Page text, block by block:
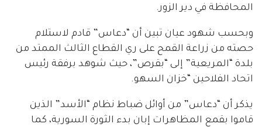
المحافظة في دير الزور.
وبحسب شهود عيان تبين أن “دعاس” قادم لاستلام
حصته من زراعة القمح على ري القطاع الثالث الممتد من
بلدة “المريعية” إلى “بقرص”، حيث شوهد برفقة رئيس
اتحاد الفلاحين “خزان السهو.
يذكر أن “دعاس” من أوائل ضباط نظام “الأسد” الذين
قاموا بقمع المظاهرات إبان بدء الثورة السورية، كما